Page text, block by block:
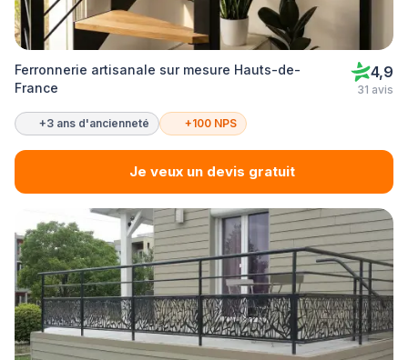
Ferronnerie artisanale sur mesure Hauts-de-
France
4,9
31 avis
+3 ans d'ancienneté +100 NPS
Je veux un devis gratuit